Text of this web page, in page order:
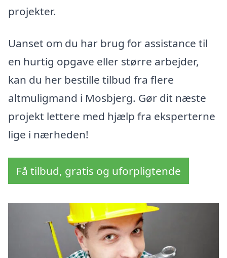
projekter.
Uanset om du har brug for assistance til
en hurtig opgave eller større arbejder,
kan du her bestille tilbud fra flere
altmuligmand i Mosbjerg. Gør dit næste
projekt lettere med hjælp fra eksperterne
lige i nærheden!
Få tilbud, gratis og uforpligtende